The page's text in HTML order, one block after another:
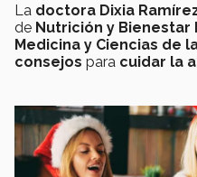
La doctora Dixia
de Nutrición y Bienestar
Medicina y Ciencias de
consejos para cuidar la